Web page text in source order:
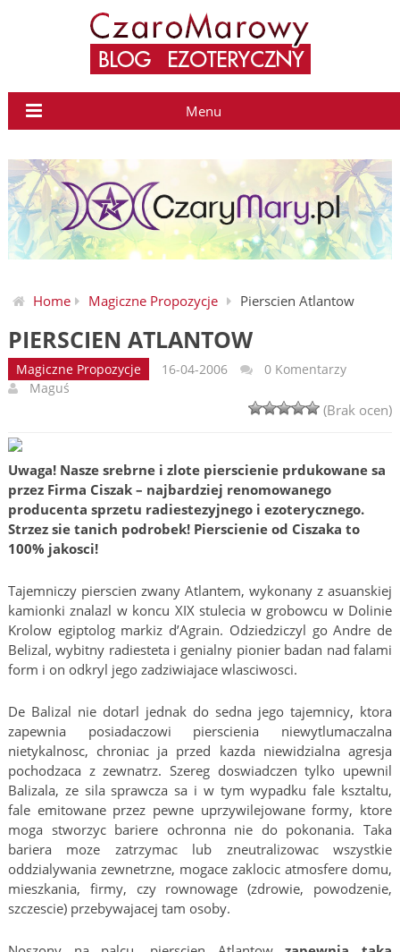
Menu
Home Magiczne Propozycje Pierscien Atlantow
PIERSCIEN ATLANTOW
Magiczne Propozycje 16-04-2006
0 Komentarzy
Maguś
(Brak ocen)
Uwaga! Nasze srebrne i zlote pierscienie prdukowane sa
przez Firma Ciszak – najbardziej renomowanego
producenta sprzetu radiestezyjnego i ezoterycznego.
Strzez sie tanich podrobek! Pierscienie od Ciszaka to
100% jakosci!
Tajemniczy pierscien zwany Atlantem, wykonany z asuanskiej
kamionki znalazl w koncu XIX stulecia w grobowcu w Dolinie
Krolow egiptolog markiz d’Agrain. Odziedziczyl go Andre de
Belizal, wybitny radiesteta i genialny pionier badan nad falami
form i on odkryl jego zadziwiajace wlasciwosci.
De Balizal nie dotarl jednak do sedna jego tajemnicy, ktora
zapewnia posiadaczowi pierscienia niewytlumaczalna
nietykalnosc, chroniac ja przed kazda niewidzialna agresja
pochodzaca z zewnatrz. Szereg doswiadczen tylko upewnil
Balizala, ze sila sprawcza sa i w tym wypadku fale ksztaltu,
fale emitowane przez pewne uprzywilejowane formy, ktore
moga stworzyc bariere ochronna nie do pokonania. Taka
bariera moze zatrzymac lub zneutralizowac wszystkie
oddzialywania zewnetrzne, mogace zaklocic atmosfere domu,
mieszkania, firmy, czy rownowage (zdrowie, powodzenie,
szczescie) przebywajacej tam osoby.